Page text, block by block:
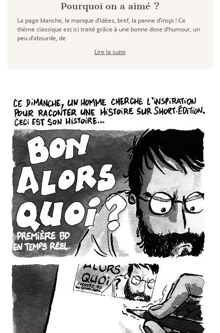
Pourquoi on a aimé ?
La page blanche, le manque d’idées, bref, la panne d’inspi ! Ce
thème classique est ici traité grâce à une bonne dose d’humour, un
peu d’absurde, de
Lire la suite